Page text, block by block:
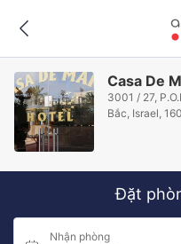
Casa De
3001 / 27,
Bắc, Israel,
Đặt
Nhận phòng